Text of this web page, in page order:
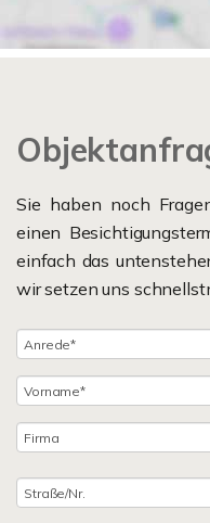
Sie haben noch
einen
einfach das
wir setzen uns